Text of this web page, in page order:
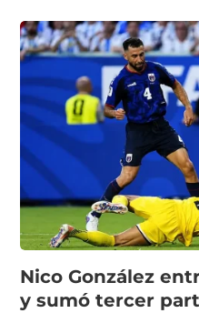
Nico González
y sumó tercer